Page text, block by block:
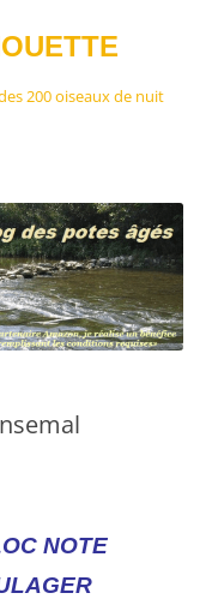
200 oiseaux de nuit
NOTE